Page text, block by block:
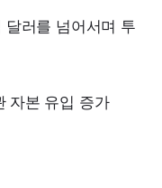
달러를 넘어서며 투
자본 유입 증가